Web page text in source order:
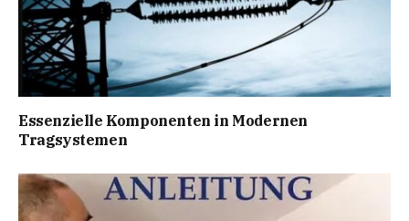
Essenzielle Komponenten in Modernen
Tragsystemen